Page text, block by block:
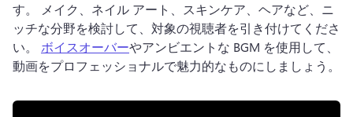
す。
メイク、ネイル アート、スキンケア、ヘアなど、ニ
ッチな分野を検討して、対象の視聴者を引き付けてくださ
い。 ボイスオーバーやアンビエントな BGM を使用して、